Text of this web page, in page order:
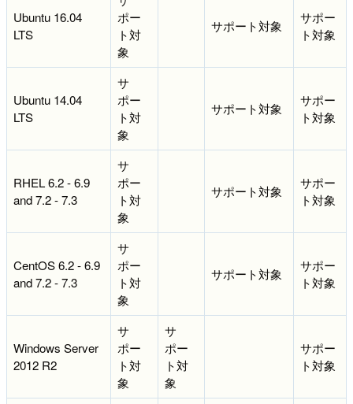
Ubuntu 16.04
LTS
ポー
ト対
象
サポート対象
サポー
ト対象
Ubuntu 14.04
LTS
サ
ポー
ト対
象
サポート対象
サポー
ト対象
RHEL 6.2 - 6.9
and 7.2 - 7.3
サ
ポー
ト対
象
サポート対象
サポー
ト対象
CentOS 6.2 - 6.9
and 7.2 - 7.3
サ
ポー
ト対
象
サポート対象
サポー
ト対象
Windows Server
2012 R2
サ
ポー
ト対
象
サ
ポー
ト対
象
サポー
ト対象